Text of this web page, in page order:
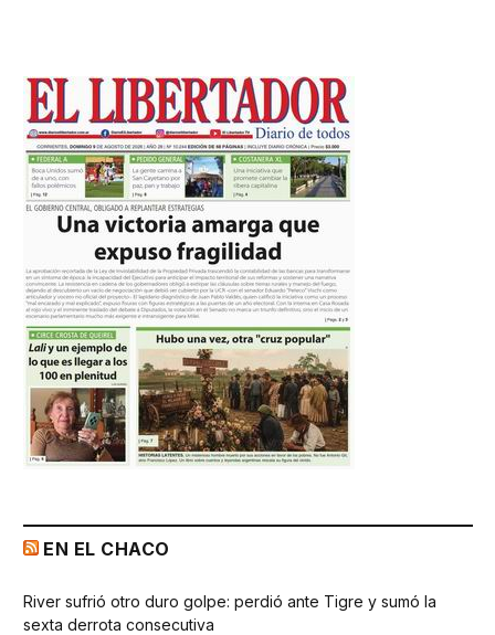
EN EL CHACO
River sufrió otro duro golpe: perdió ante Tigre y sumó la
sexta derrota consecutiva